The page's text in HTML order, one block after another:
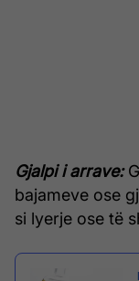
Gjalpi i arrave:
bajameve ose
si lyerje ose të